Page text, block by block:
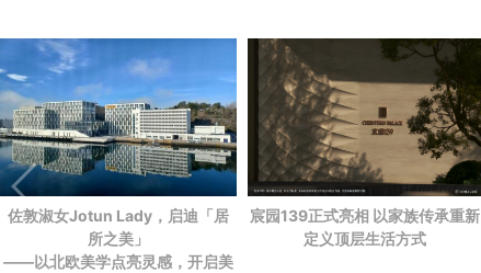
佐敦淑女Jotun Lady，启迪「居
所之美」
——以北欧美学点亮灵感，开启美
宸园139正式亮相 以家族传承重新
定义顶层生活方式